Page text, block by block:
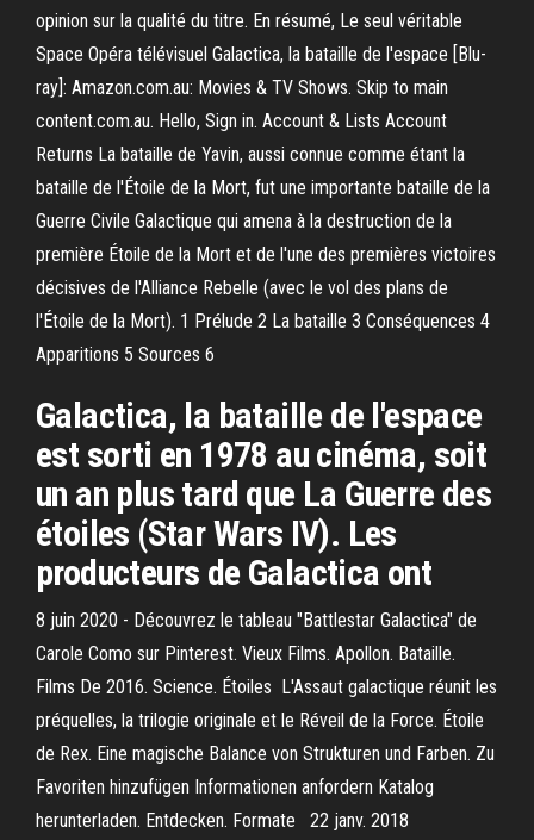
opinion sur la qualité du titre. En résumé, Le seul véritable
Space Opéra télévisuel Galactica, la bataille de l'espace [Blu-
ray]: Amazon.com.au: Movies & TV Shows. Skip to main
content.com.au. Hello, Sign in. Account & Lists Account
Returns La bataille de Yavin, aussi connue comme étant la
bataille de l'Étoile de la Mort, fut une importante bataille de la
Guerre Civile Galactique qui amena à la destruction de la
première Étoile de la Mort et de l'une des premières victoires
décisives de l'Alliance Rebelle (avec le vol des plans de
l'Étoile de la Mort). 1 Prélude 2 La bataille 3 Conséquences 4
Apparitions 5 Sources 6
Galactica, la bataille de l'espace
est sorti en 1978 au cinéma, soit
un an plus tard que La Guerre des
étoiles (Star Wars IV). Les
producteurs de Galactica ont
8 juin 2020 - Découvrez le tableau "Battlestar Galactica" de
Carole Como sur Pinterest. Vieux Films. Apollon. Bataille.
Films De 2016. Science. Étoiles L'Assaut galactique réunit les
préquelles, la trilogie originale et le Réveil de la Force. Étoile
de Rex. Eine magische Balance von Strukturen und Farben. Zu
Favoriten hinzufügen Informationen anfordern Katalog
herunterladen. Entdecken. Formate 22 janv. 2018